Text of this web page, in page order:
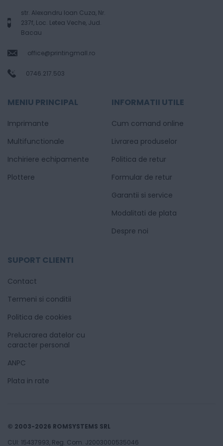
str. Alexandru Ioan Cuza, Nr.
237f, Loc. Letea Veche, Jud.
Bacau
office@printingmall.ro
0746.217.503
MENIU PRINCIPAL
Imprimante
Multifunctionale
Inchiriere echipamente
Plottere
INFORMATII UTILE
Cum comand online
Livrarea produselor
Politica de retur
Formular de retur
Garantii si service
Modalitati de plata
Despre noi
SUPORT CLIENTI
Contact
Termeni si conditii
Politica de cookies
Prelucrarea datelor cu
caracter personal
ANPC
Plata in rate
© 2003-2026 ROMSYSTEMS SRL
CUI: 15437993, Reg. Com. J2003000535046